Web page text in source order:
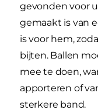
gevonden voor
gemaakt is van
is voor hem,
bijten. Ballen
mee te doen,
apporteren of
sterkere band.